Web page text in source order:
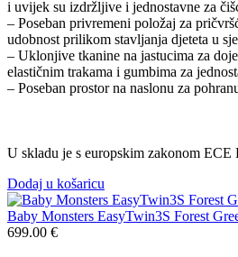
i uvijek su izdržljive i jednostavne za
– Poseban privremeni položaj za
udobnost prilikom stavljanja djeteta u
– Uklonjive tkanine na jastucima za
elastičnim trakama i gumbima za
– Poseban prostor na naslonu za
U skladu je s europskim zakonom ECE
Dodaj u košaricu
Baby Monsters EasyTwin3S Forest
699.00 €